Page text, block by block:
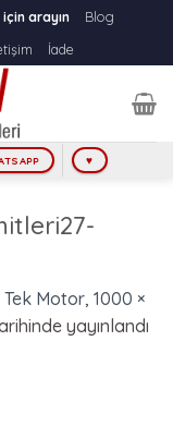
arayın
Blog
İade
♥
Tek Motor, 1000 ×
yayınlandı